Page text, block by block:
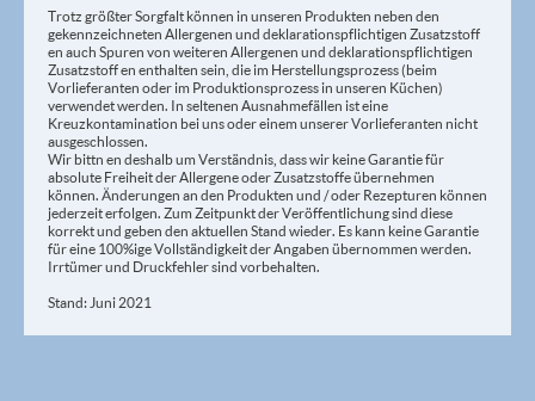
Trotz größter Sorgfalt können in unseren Produkten neben den
gekennzeichneten Allergenen und deklarationspflichtigen Zusatzstoff
en auch Spuren von weiteren Allergenen und deklarationspflichtigen
Zusatzstoff en enthalten sein, die im Herstellungsprozess (beim
Vorlieferanten oder im Produktionsprozess in unseren Küchen)
verwendet werden. In seltenen Ausnahmefällen ist eine
Kreuzkontamination bei uns oder einem unserer Vorlieferanten nicht
ausgeschlossen.
Wir bittn en deshalb um Verständnis, dass wir keine Garantie für
absolute Freiheit der Allergene oder Zusatzstoffe übernehmen
können. Änderungen an den Produkten und / oder Rezepturen können
jederzeit erfolgen. Zum Zeitpunkt der Veröffentlichung sind diese
korrekt und geben den aktuellen Stand wieder. Es kann keine Garantie
für eine 100%ige Vollständigkeit der Angaben übernommen werden.
Irrtümer und Druckfehler sind vorbehalten.
Stand: Juni 2021